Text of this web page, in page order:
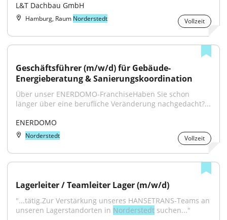
L&T Dachbau GmbH
Hamburg, Raum Norderstedt Vollzeit
Geschäftsführer (m/w/d) für Gebäude-
Energieberatung & Sanierungskoordination
Über unser ENERDOMO-FranchiseHaben Sie schon
länger über eine berufliche Veränderung nachgedacht?...
ENERDOMO
Norderstedt Vollzeit
Lagerleiter / Teamleiter Lager (m/w/d)
"...tätig.Zur Verstärkung unseres HANSETRANS-Teams an
unseren Lagerstandorten in Norderstedt suchen..."